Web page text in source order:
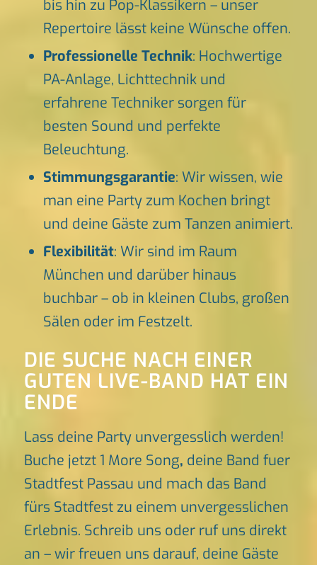
bis hin zu Pop-Klassikern – unser
Repertoire lässt keine Wünsche offen.
Professionelle Technik: Hochwertige
PA-Anlage, Lichttechnik und
erfahrene Techniker sorgen für
besten Sound und perfekte
Beleuchtung.
Stimmungsgarantie: Wir wissen, wie
man eine Party zum Kochen bringt
und deine Gäste zum Tanzen animiert.
Flexibilität: Wir sind im Raum
München und darüber hinaus
buchbar – ob in kleinen Clubs, großen
Sälen oder im Festzelt.
DIE SUCHE NACH EINER
GUTEN LIVE-BAND HAT EIN
ENDE
Lass deine Party unvergesslich werden!
Buche jetzt 1 More Song, deine Band fuer
Stadtfest Passau und mach das Band
fürs Stadtfest zu einem unvergesslichen
Erlebnis. Schreib uns oder ruf uns direkt
an – wir freuen uns darauf, deine Gäste